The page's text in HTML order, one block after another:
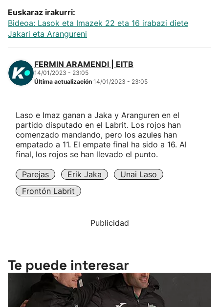
Atletismo
Carreras de montaña
Más deportes
Euskaraz irakurri:
Bideoa: Lasok eta Imazek 22 eta 16 irabazi diete
Jakari eta Arangureni
FERMIN ARAMENDI | EITB
14/01/2023 - 23:05
Última actualización 14/01/2023 - 23:05
Laso e Imaz ganan a Jaka y Aranguren en el
partido disputado en el Labrit. Los rojos han
comenzado mandando, pero los azules han
empatado a 11. El empate final ha sido a 16. Al
final, los rojos se han llevado el punto.
Parejas Erik Jaka
Unai Laso
Frontón Labrit
Publicidad
Te puede interesar